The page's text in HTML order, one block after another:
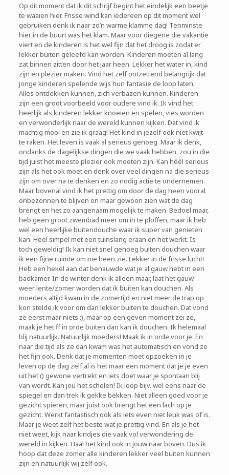
Op dit moment dat ik dit schrijf begint het eindelijk een beetje
te waaien hier. Frisse wind kan iedereen op dit moment wel
gebruiken denk ik naar zo’n warme klamme dag! Tenminste
hier in de buurt was het klam. Maar voor diegene die vakantie
viert en de kinderen is het wel fijn dat het droog is zodat er
lekker buiten geleefd kan worden. Kinderen moeten al lang
zat binnen zitten door het jaar heen. Lekker het water in, kind
zijn en plezier maken. Vind het zelf ontzettend belangrijk dat
jonge kinderen spelende wijs hun fantasie de loop laten.
Alles ontdekken kunnen, zich verbazen kunnen. Kinderen
zijn een groot voorbeeld voor oudere vind ik. Ik vind het
heerlijk als kinderen lekker knoeien en spelen, vies worden
en verwonderlijk naar de wereld kunnen kijken. Dat vind ik
machtig mooi en zie ik graag! Het kind in jezelf ook niet kwijt
te raken. Het leven is vaak al serieus genoeg. Maar ik denk,
ondanks de dagelijkse dingen die we vaak hebben, zou in die
tijd juist het meeste plezier ook moeten zijn. Kan héél serieus
zijn als het ook moet en denk over veel dingen na die serieus
zijn om over na te denken en zo nodig actie te ondernemen.
Maar bovenal vind ik het prettig om door de dag heen vooral
onbezonnen te blijven en maar gewoon zien wat de dag
brengt en het zo aangenaam mogelijk te maken. Bedoel maar,
heb geen groot zwembad meer om in te ploffen, maar ik heb
wel een heerlijke buitendouche waar ik super van genieten
kan. Heel simpel met een tuinslang eraan en het werkt. Is
toch geweldig! Ik kan niet snel genoeg buiten douchen waar
ik een fijne ruimte om me heen zie. Lekker in de frisse lucht!
Heb een hekel aan dat benauwde wat je al gauw hebt in een
badkamer. In de winter denk ik alleen maar, laat het gauw
weer lente/zomer worden dat ik buiten kan douchen. Als
moeders altijd kwam in de zomertijd en niet meer de trap op
kon stelde ik voor om dan lekker buiten te douchen. Dat vond
ze eerst maar niets :), maar op een geven moment zei ze,
maak je het ff in orde buiten dan kan ik douchen. Ik helemaal
blij natuurlijk. Natuurlijk moeders! Maak ik in orde voor je. En
naar die tijd als ze dan kwam was het automatisch en vond ze
het fijn ook. Denk dat je momenten moet opzoeken in je
leven op de dag zelf al is het maar een moment dat je je even
uit het () gewone vertrekt en iets doet waar je spontaan blij
van wordt. Kan jou het schelen! Ik loop bijv. wel eens naar de
spiegel en dan trek ik gekke bekken. Niet alleen goed voor je
gezicht spieren, maar juist ook brengt het een lach op je
gezicht. Werkt fantastisch ook als iets even niet leuk was of is.
Maar je weet zelf het beste wat je prettig vind. En als je het
niet weet, kijk naar kindjes die vaak vol verwondering de
wereld in kijken. Haal het kind ook in jouw naar boven. Dus ik
hoop dat deze zomer alle kinderen lekker veel buiten kunnen
zijn en natuurlijk wij zelf ook.